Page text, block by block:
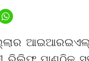
ଆଇଆରଇଏଲ୍